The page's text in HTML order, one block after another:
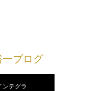
ブログ
ンテグラ